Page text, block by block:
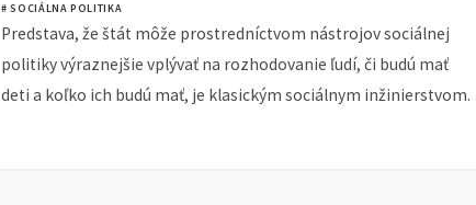
# SOCIÁLNA POLITIKA
Predstava, že štát môže prostredníctvom nástrojov sociálnej
politiky výraznejšie vplývať na rozhodovanie ľudí, či budú mať
deti a koľko ich budú mať, je klasickým sociálnym inžinierstvom.